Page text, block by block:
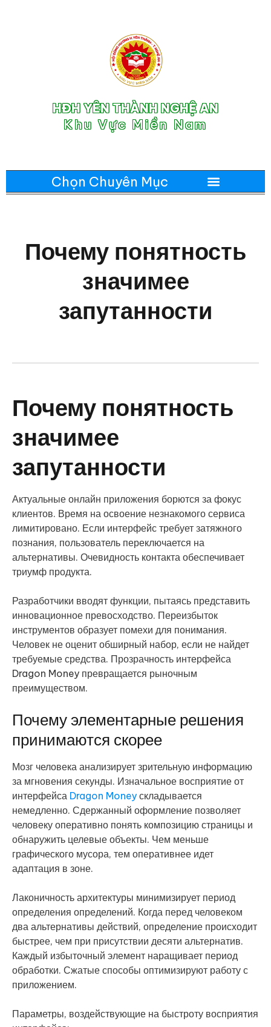
HĐH YÊN THÀNH NGHỆ AN
Khu Vực Miền Nam
Почему понятность
значимее
запутанности
Почему понятность
значимее
запутанности
Актуальные онлайн приложения борются за фокус
клиентов. Время на освоение незнакомого сервиса
лимитировано. Если интерфейс требует затяжного
познания, пользователь переключается на
альтернативы. Очевидность контакта обеспечивает
триумф продукта.
Разработчики вводят функции, пытаясь представить
инновационное превосходство. Переизбыток
инструментов образует помехи для понимания.
Человек не оценит обширный набор, если не найдет
требуемые средства. Прозрачность интерфейса
Dragon Money превращается рыночным
преимуществом.
Почему элементарные решения
принимаются скорее
Мозг человека анализирует зрительную информацию
за мгновения секунды. Изначальное восприятие от
интерфейса Dragon Money складывается
немедленно. Сдержанный оформление позволяет
человеку оперативно понять композицию страницы и
обнаружить целевые объекты. Чем меньше
графического мусора, тем оперативнее идет
адаптация в зоне.
Лаконичность архитектуры минимизирует период
определения определений. Когда перед человеком
два альтернативы действий, определение происходит
быстрее, чем при присутствии десяти альтернатив.
Каждый избыточный элемент наращивает период
обработки. Сжатые способы оптимизируют работу с
приложением.
Параметры, воздействующие на быстроту восприятия